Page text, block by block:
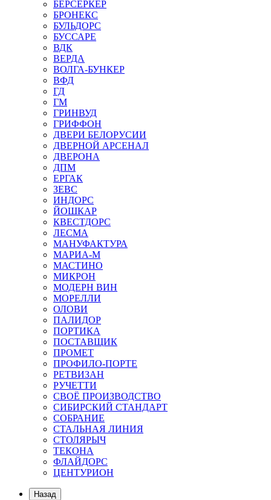
БЕРСЕРКЕР
БРОНЕКС
БУЛЬДОРС
БУССАРЕ
ВДК
ВЕРДА
ВОЛГА-БУНКЕР
ВФД
ГД
ГМ
ГРИНВУД
ГРИФФОН
ДВЕРИ БЕЛОРУСИИ
ДВЕРНОЙ АРСЕНАЛ
ДВЕРОНА
ДПМ
ЕРГАК
ЗЕВС
ИНДОРС
ЙОШКАР
КВЕСТДОРС
ЛЕСМА
МАНУФАКТУРА
МАРИА-М
МАСТИНО
МИКРОН
МОДЕРН ВИН
МОРЕЛЛИ
ОЛОВИ
ПАЛИДОР
ПОРТИКА
ПОСТАВЩИК
ПРОМЕТ
ПРОФИЛО-ПОРТЕ
РЕТВИЗАН
РУЧЕТТИ
СВОЁ ПРОИЗВОДСТВО
СИБИРСКИЙ СТАНДАРТ
СОБРАНИЕ
СТАЛЬНАЯ ЛИНИЯ
СТОЛЯРЫЧ
ТЕКОНА
ФЛАЙДОРС
ЦЕНТУРИОН
Назад